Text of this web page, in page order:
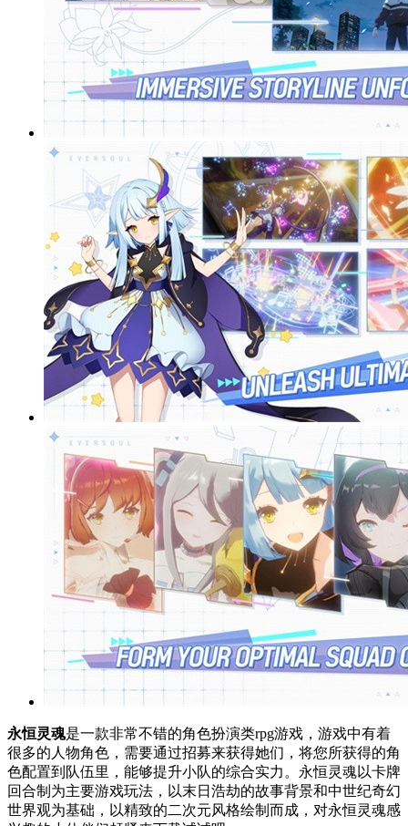
永恒灵魂是一款非常不错的角色扮演类rpg游戏，游戏中有着
很多的人物角色，需要通过招募来获得她们，将您所获得的角
色配置到队伍里，能够提升小队的综合实力。永恒灵魂以卡牌
回合制为主要游戏玩法，以末日浩劫的故事背景和中世纪奇幻
世界观为基础，以精致的二次元风格绘制而成，对永恒灵魂感